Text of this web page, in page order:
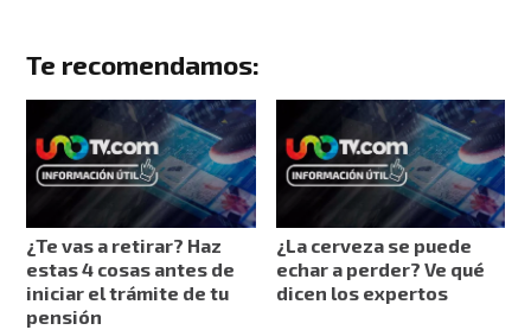
Te recomendamos:
¿Te vas a retirar? Haz
estas 4 cosas antes de
iniciar el trámite de tu
pensión
¿La cerveza se puede
echar a perder? Ve qué
dicen los expertos